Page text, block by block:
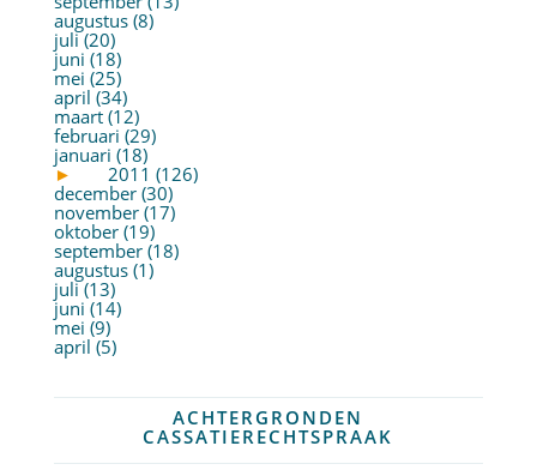
augustus (8)
juli (20)
juni (18)
mei (25)
april (34)
maart (12)
februari (29)
januari (18)
►
2011 (126)
december (30)
november (17)
oktober (19)
september (18)
augustus (1)
juli (13)
juni (14)
mei (9)
april (5)
ACHTERGRONDEN
CASSATIERECHTSPRAAK